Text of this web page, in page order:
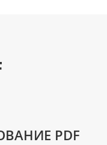
PDF